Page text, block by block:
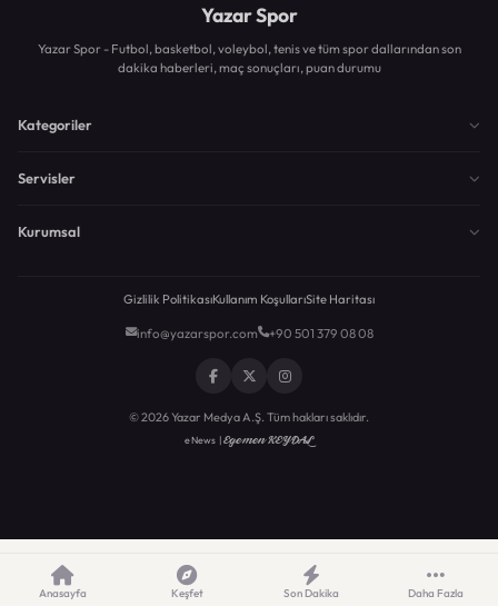
Yazar Spor
Yazar Spor - Futbol, basketbol, voleybol, tenis ve tüm spor dallarından son
dakika haberleri, maç sonuçları, puan durumu
Kategoriler
Servisler
Kurumsal
Gizlilik PolitikasıKullanım KoşullarıSite Haritası
info@yazarspor.com +90 501 379 08 08
© 2026 Yazar Medya A.Ş. Tüm hakları saklıdır.
eNews |Egemen KEYDAL
Anasayfa Keşfet Son Dakika Daha Fazla